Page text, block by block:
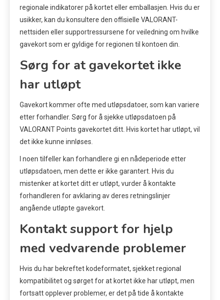
regionale indikatorer på kortet eller emballasjen. Hvis du er
usikker, kan du konsultere den offisielle VALORANT-
nettsiden eller supportressursene for veiledning om hvilke
gavekort som er gyldige for regionen til kontoen din.
Sørg for at gavekortet ikke
har utløpt
Gavekort kommer ofte med utløpsdatoer, som kan variere
etter forhandler. Sørg for å sjekke utløpsdatoen på
VALORANT Points gavekortet ditt. Hvis kortet har utløpt, vil
det ikke kunne innløses.
I noen tilfeller kan forhandlere gi en nådeperiode etter
utløpsdatoen, men dette er ikke garantert. Hvis du
mistenker at kortet ditt er utløpt, vurder å kontakte
forhandleren for avklaring av deres retningslinjer
angående utløpte gavekort.
Kontakt support for hjelp
med vedvarende problemer
Hvis du har bekreftet kodeformatet, sjekket regional
kompatibilitet og sørget for at kortet ikke har utløpt, men
fortsatt opplever problemer, er det på tide å kontakte